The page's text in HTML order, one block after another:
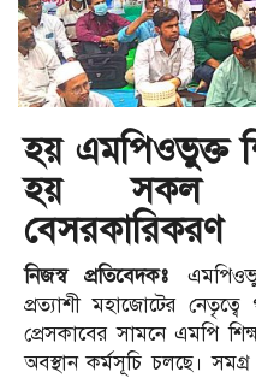
হয় এমপিওভুক্ত
হয় সকল
বেসরকারিকরণ
নিজস্ব প্রতিবেদকঃ
প্রত্যাশী মহাজোটের
প্রেসকাবের সামনে এমপি
অবস্থান কর্মসূচি চলছে।